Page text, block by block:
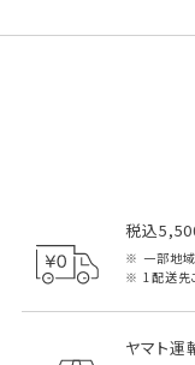
税込
一部地域
1配送先
ヤマト